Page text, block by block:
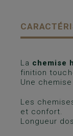
La chemise
finition
Une
Les
et confort.
Longueur